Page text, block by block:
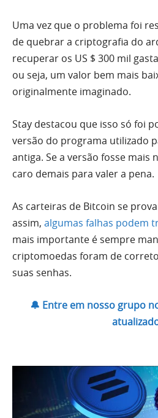
Uma vez que o problema foi
de quebrar a criptografia do
recuperar os US $ 300 mil
ou seja, um valor bem mais
originalmente imaginado.
Stay destacou que isso só foi
versão do programa utilizado
antiga. Se a versão fosse mais
caro demais para valer a pena.
As carteiras de Bitcoin se
assim, algumas falhas podem
mais importante é sempre
criptomoedas foram de
suas senhas.
🔔 Entre em nosso grupo